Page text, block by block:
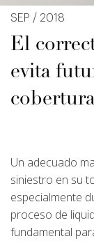
SEP / 2018
El
evita
Un adecuado
siniestro en su
especialmente
proceso de
fundamental